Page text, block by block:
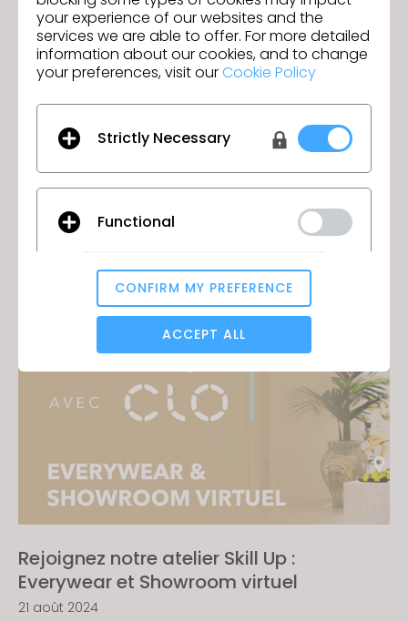
Atelier de formation de base 22-24/10
24 septembre 2024
Rejoignez notre atelier Skill Up :
Everywear et Showroom virtuel
21 août 2024
your experience of our websites and the
services we are able to offer. For more detailed
information about our cookies, and to change
your preferences, visit ourCookie Policy
Strictly Necessary
Functional
Analytical / Performance
Targeting
If you reject all, some features might not function
properly.Reject All
CONFIRM MY PREFERENCE
ACCEPT ALL